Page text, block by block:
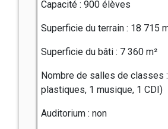
Capacité : 900 élèves
Superficie du terrain : 18 715
Superficie du bâti : 7 360 m²
Nombre de salles de classes
plastiques, 1 musique, 1 CDI)
Auditorium : non